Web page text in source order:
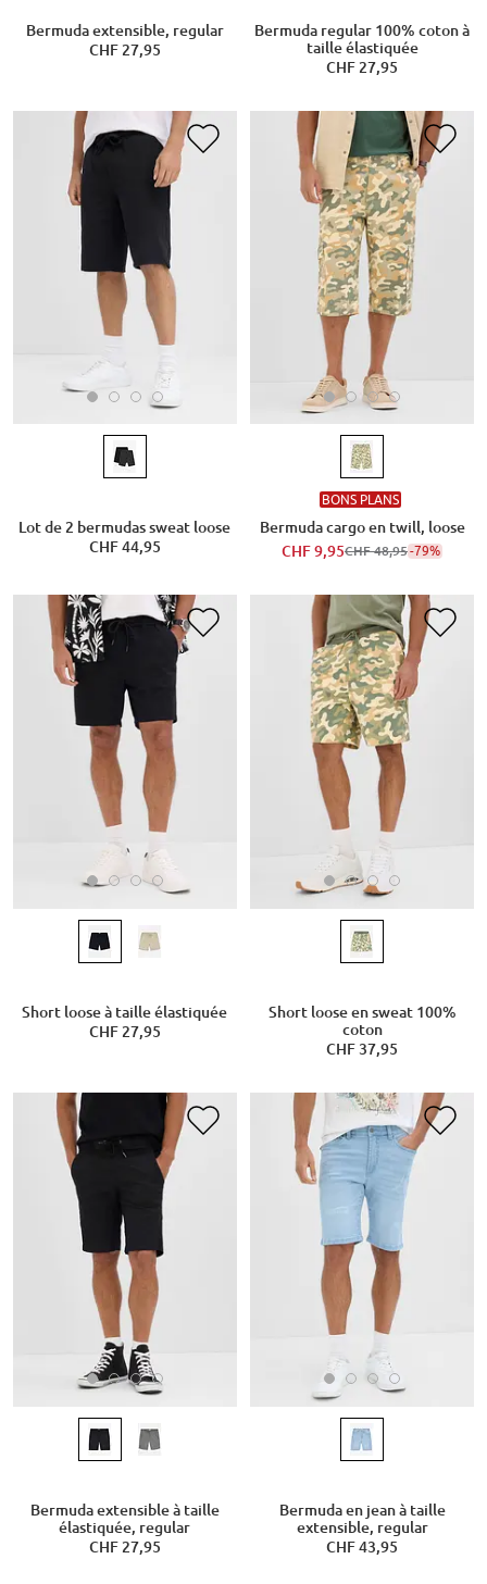
Bermuda extensible, regular
CHF 27,95
Bermuda regular 100% coton à
taille élastiquée
CHF 27,95
Lot de 2 bermudas sweat loose
CHF 44,95
BONS PLANS
Bermuda cargo en twill, loose
CHF 9,95CHF 48,95-79%
Short loose à taille élastiquée
CHF 27,95
Short loose en sweat 100%
coton
CHF 37,95
Bermuda extensible à taille
élastiquée, regular
CHF 27,95
Bermuda en jean à taille
extensible, regular
CHF 43,95